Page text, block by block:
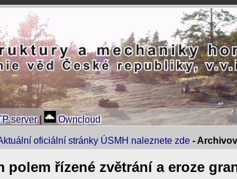
server| Owncloud
oficiální stránky ÚSMH naleznete zde-
polem řízené zvětrání a eroze